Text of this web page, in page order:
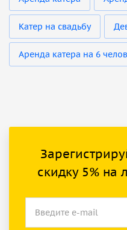
Катер на свадьбу
Аренда катера на 6
скидку 5%